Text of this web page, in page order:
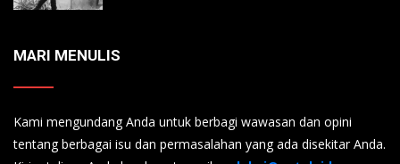
MARI MENULIS
Kami mengundang Anda untuk berbagi wawasan dan opini
tentang berbagai isu dan permasalahan yang ada disekitar Anda.